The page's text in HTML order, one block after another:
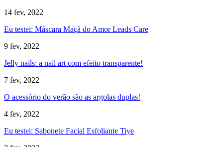
14 fev, 2022
Eu testei: Máscara Maçã do Amor Leads Care
9 fev, 2022
Jelly nails: a nail art com efeito transparente!
7 fev, 2022
O acessório do verão são as argolas duplas!
4 fev, 2022
Eu testei: Sabonete Facial Esfoliante Tiye